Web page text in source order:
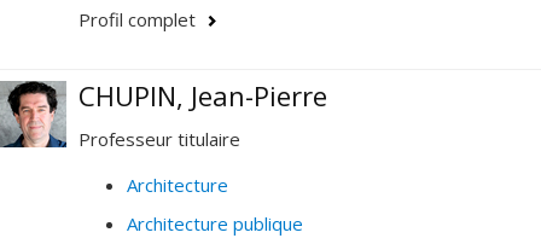
concernent aussi la pédagogie du projet architectural. Il
(LEAP).
Profil complet
CHUPIN, Jean-Pierre
Professeur titulaire
Architecture
Architecture publique